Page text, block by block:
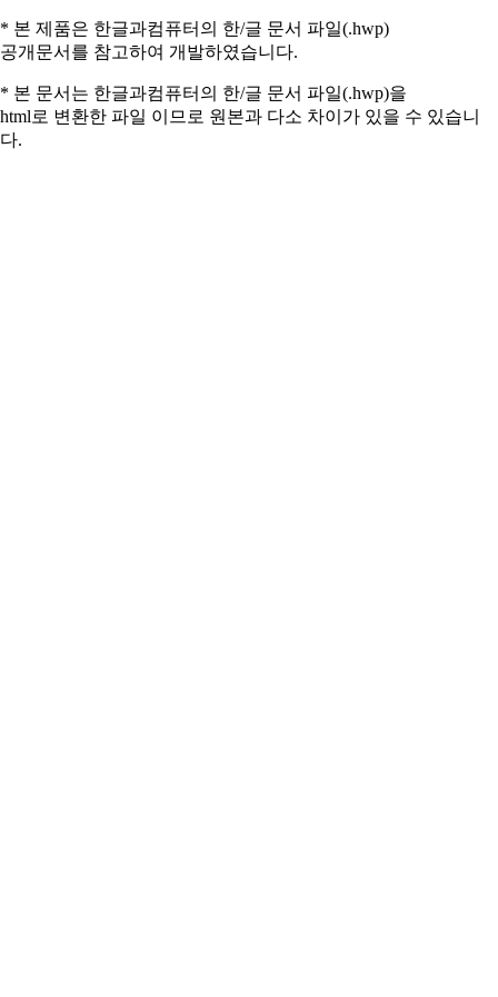
* 본 제품은 한글과컴퓨터의 한/글 문서 파일(.hwp)
공개문서를 참고하여 개발하였습니다.
* 본 문서는 한글과컴퓨터의 한/글 문서 파일(.hwp)을
html로 변환한 파일 이므로 원본과 다소 차이가 있을 수 있습니
다.